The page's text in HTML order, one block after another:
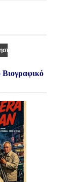
Βιογραφικό